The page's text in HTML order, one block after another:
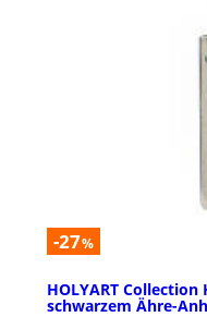
-27%
HOLYART
schwarzem Ähre-